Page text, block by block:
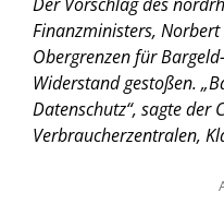
Finanzministers, Norbert
Obergrenzen für
Widerstand gestoßen.
Datenschutz“, sagte der
Verbraucherzentralen,